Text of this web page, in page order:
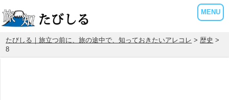
MENU
たびしる｜旅立つ前に、旅の途中で、知っておきたいアレコレ > 歴史 >
8